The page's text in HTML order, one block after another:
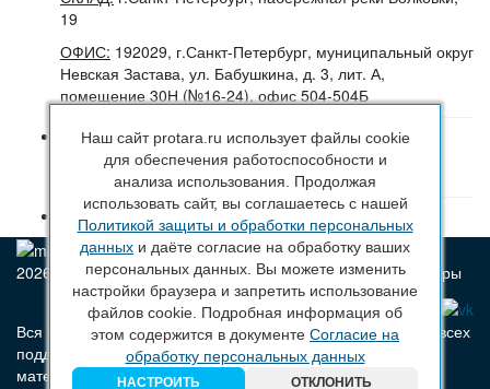
19
ОФИС: 192029, г.Санкт-Петербург, муниципальный округ
Невская Застава, ул. Бабушкина, д. 3, лит. А,
помещение 30Н (№16-24), офис 504-504Б
8 (800) 222 44 29(Бесплатный звонок по РФ)
+7 (963) 314 20 33(Санкт-Петербург и ЛО)
+7 (963) 314 20 33(Москва и МО)
sales@protara.ru
2026 © ПроТара - Производство и продажа пластиковой тары
Вся информация, размещенная на веб-сайте protara.ru и всех
поддоменах сайта protara.ru включая тексты, графические
материалы, шрифт, элементы дизайна, товарные знаки и
Наш сайт protara.ru использует файлы cookie
для обеспечения работоспособности и
анализа использования. Продолжая
использовать сайт, вы соглашаетесь с нашей
Политикой защиты и обработки персональных
данных и даёте согласие на обработку ваших
персональных данных. Вы можете изменить
настройки браузера и запретить использование
файлов cookie. Подробная информация об
этом содержится в документе Согласие на
обработку персональных данных
НАСТРОИТЬ ОТКЛОНИТЬ